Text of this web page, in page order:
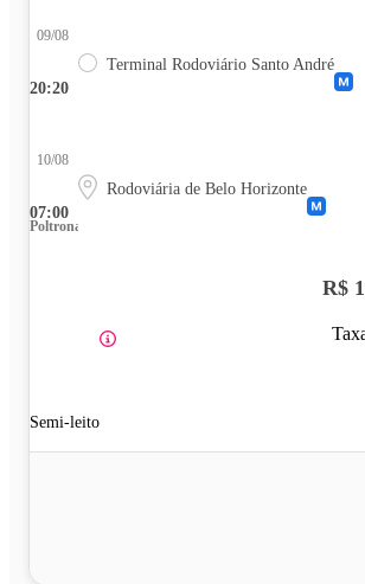
20:20
09/08
Terminal Rodoviário Santo André
07:00
10/08
Rodoviária de Belo Horizonte
Poltrona
Semi-leito
R$